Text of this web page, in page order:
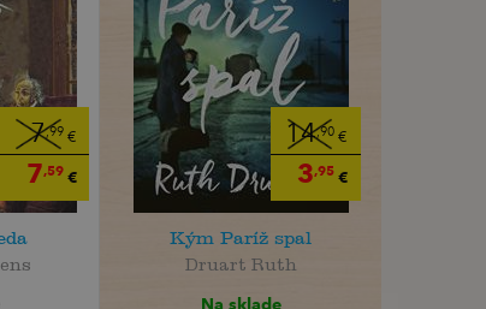
7,99 €
7,59€
14,90 €
3,95 €
Kým Paríž spal
Druart Ruth
Na sklade